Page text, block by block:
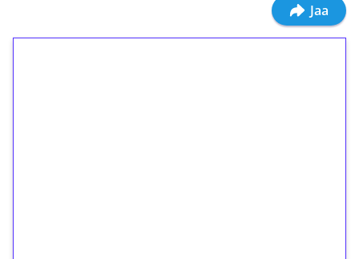
Jaa